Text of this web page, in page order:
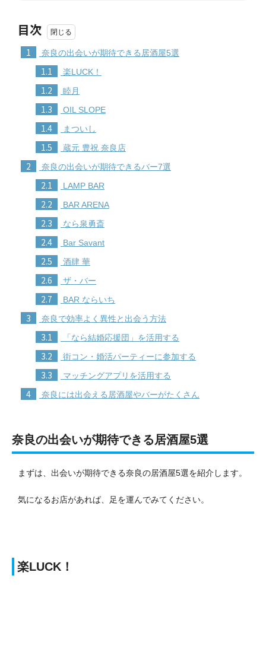
目次
1 奈良の出会いが期待できる居酒屋5選
1.1 楽LUCK！
1.2 睦月
1.3 OIL SLOPE
1.4 まついし
1.5 蔵元 豊祝 奈良店
2 奈良の出会いが期待できるバー7選
2.1 LAMP BAR
2.2 BAR ARENA
2.3 なら泉勇斎
2.4 Bar Savant
2.5 酒肆 華
2.6 ザ・バー
2.7 BAR ならいち
3 奈良で効率よく異性と出会う方法
3.1 「なら結婚応援団」を活用する
3.2 街コン・婚活パーティーに参加する
3.3 マッチングアプリを活用する
4 奈良には出会える居酒屋やバーがたくさん
奈良の出会いが期待できる居酒屋5選
まずは、出会いが期待できる奈良の居酒屋5選を紹介します。
気になるお店があれば、足を運んでみてください。
楽LUCK！